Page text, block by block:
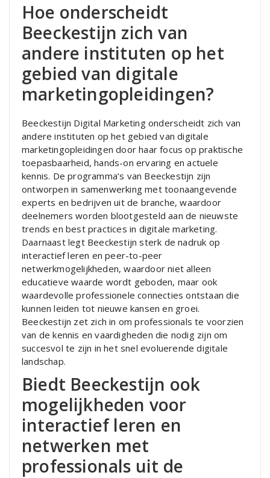
Hoe onderscheidt
Beeckestijn zich van
andere instituten op het
gebied van digitale
marketingopleidingen?
Beeckestijn Digital Marketing onderscheidt zich van
andere instituten op het gebied van digitale
marketingopleidingen door haar focus op praktische
toepasbaarheid, hands-on ervaring en actuele
kennis. De programma’s van Beeckestijn zijn
ontworpen in samenwerking met toonaangevende
experts en bedrijven uit de branche, waardoor
deelnemers worden blootgesteld aan de nieuwste
trends en best practices in digitale marketing.
Daarnaast legt Beeckestijn sterk de nadruk op
interactief leren en peer-to-peer
netwerkmogelijkheden, waardoor niet alleen
educatieve waarde wordt geboden, maar ook
waardevolle professionele connecties ontstaan die
kunnen leiden tot nieuwe kansen en groei.
Beeckestijn zet zich in om professionals te voorzien
van de kennis en vaardigheden die nodig zijn om
succesvol te zijn in het snel evoluerende digitale
landschap.
Biedt Beeckestijn ook
mogelijkheden voor
interactief leren en
netwerken met
professionals uit de